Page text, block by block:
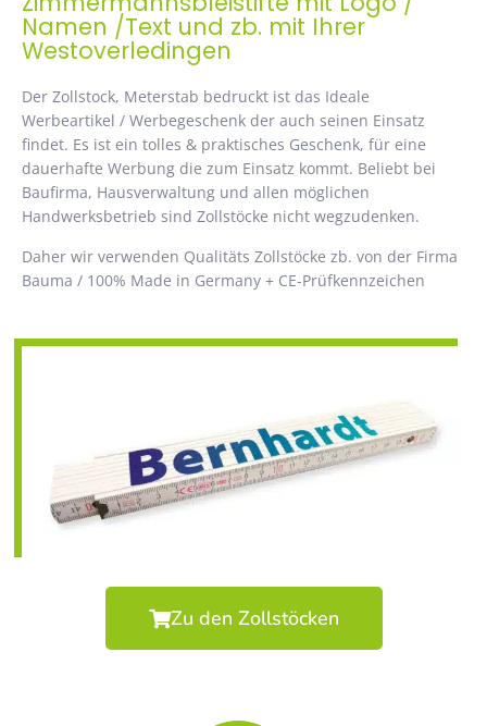
Namen /Text und zb. mit Ihrer
Westoverledingen
Der Zollstock, Meterstab bedruckt ist das Ideale
Werbeartikel / Werbegeschenk der auch seinen Einsatz
findet. Es ist ein tolles & praktisches Geschenk, für eine
dauerhafte Werbung die zum Einsatz kommt. Beliebt bei
Baufirma, Hausverwaltung und allen möglichen
Handwerksbetrieb sind Zollstöcke nicht wegzudenken.
Daher wir verwenden Qualitäts Zollstöcke zb. von der Firma
Bauma / 100% Made in Germany + CE-Prüfkennzeichen
Zu den Zollstöcken